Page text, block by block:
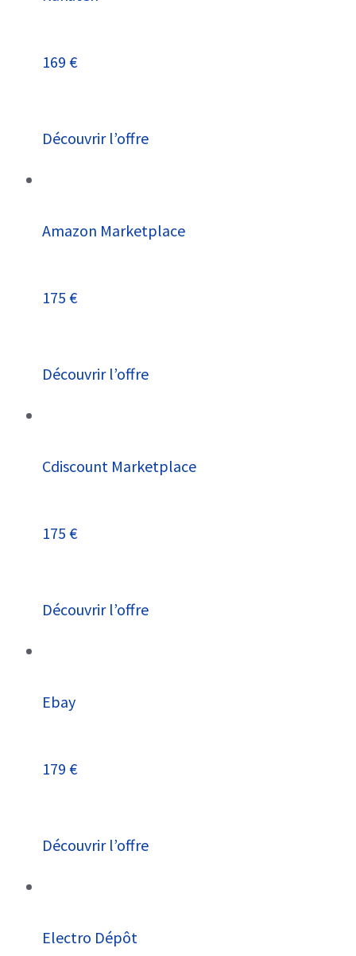
169 €
Découvrir l’offre
Amazon Marketplace
175 €
Découvrir l’offre
Cdiscount Marketplace
175 €
Découvrir l’offre
Ebay
179 €
Découvrir l’offre
Electro Dépôt